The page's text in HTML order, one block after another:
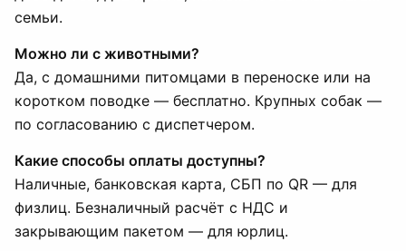
семьи.
Можно ли с животными?
Да, с домашними питомцами в переноске или на
коротком поводке — бесплатно. Крупных собак —
по согласованию с диспетчером.
Какие способы оплаты доступны?
Наличные, банковская карта, СБП по QR — для
физлиц. Безналичный расчёт с НДС и
закрывающим пакетом — для юрлиц.